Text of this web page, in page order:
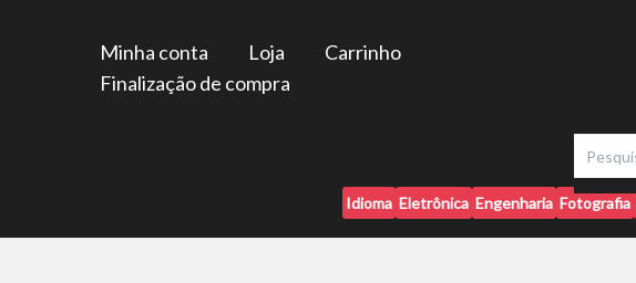
Minha conta Loja
Carrinho
Finalização de compra
Idioma Eletrônica Engenharia Fotografia